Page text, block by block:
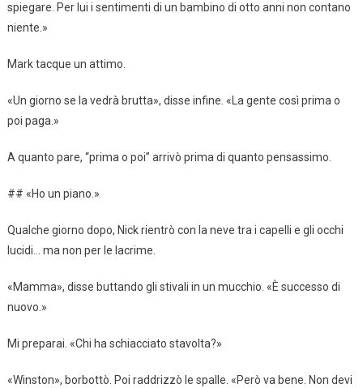
spiegare. Per lui i sentimenti di un bambino di otto anni non contano
niente.»
Mark tacque un attimo.
«Un giorno se la vedrà brutta», disse infine. «La gente così prima o
poi paga.»
A quanto pare, “prima o poi” arrivò prima di quanto pensassimo.
## «Ho un piano.»
Qualche giorno dopo, Nick rientrò con la neve tra i capelli e gli occhi
lucidi… ma non per le lacrime.
«Mamma», disse buttando gli stivali in un mucchio. «È successo di
nuovo.»
Mi preparai. «Chi ha schiacciato stavolta?»
«Winston», borbottò. Poi raddrizzò le spalle. «Però va bene. Non devi